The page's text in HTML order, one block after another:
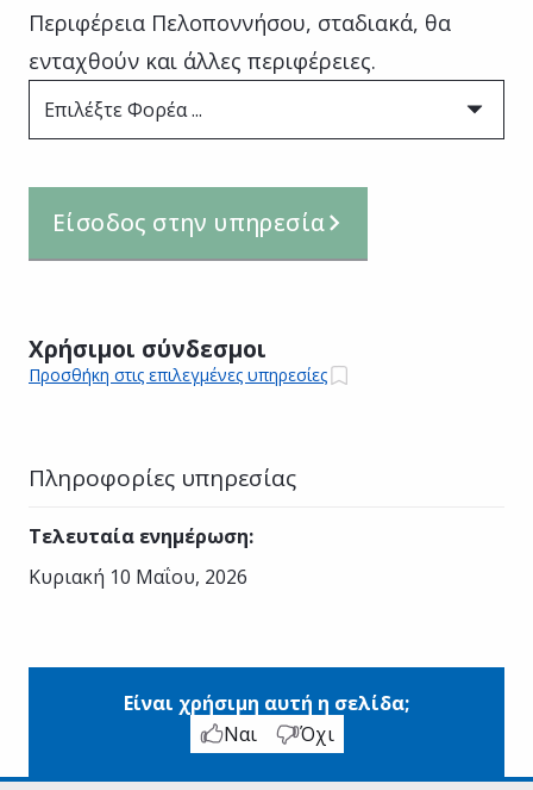
Περιφέρεια Πελοποννήσου, σταδιακά, θα
ενταχθούν και άλλες περιφέρειες.
Επιλέξτε Φορέα ...
Είσοδος στην υπηρεσία
Χρήσιμοι σύνδεσμοι
Προσθήκη στις επιλεγμένες υπηρεσίες
Πληροφορίες υπηρεσίας
Τελευταία ενημέρωση:
Κυριακή 10 Μαΐου, 2026
Είναι χρήσιμη αυτή η σελίδα;
Ναι
Όχι